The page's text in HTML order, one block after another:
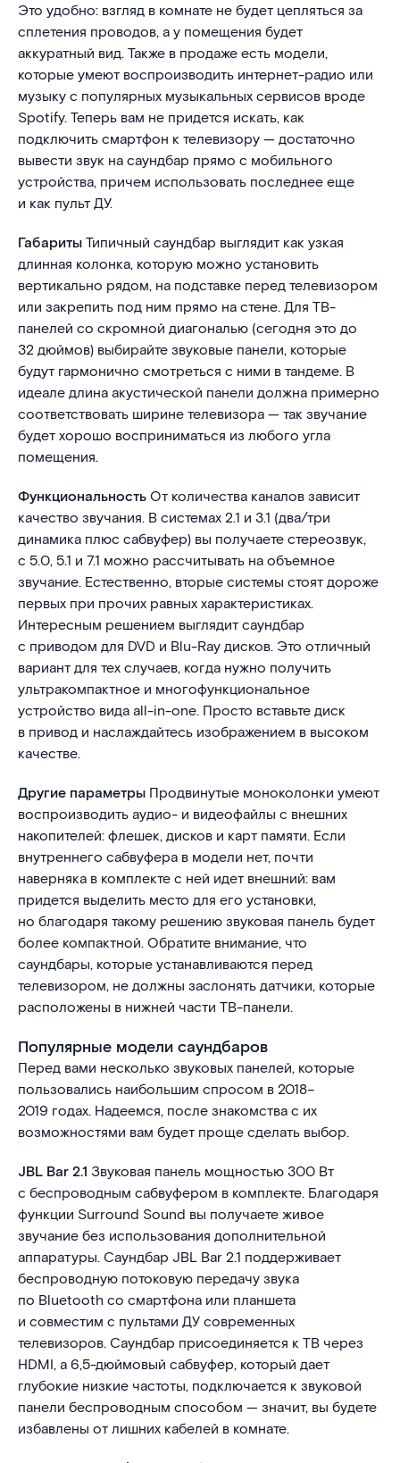
Это удобно: взгляд в комнате не будет цепляться за
сплетения проводов, а у помещения будет
аккуратный вид. Также в продаже есть модели,
которые умеют воспроизводить интернет-радио или
музыку с популярных музыкальных сервисов вроде
Spotify. Теперь вам не придется искать, как
подключить смартфон к телевизору — достаточно
вывести звук на саундбар прямо с мобильного
устройства, причем использовать последнее еще
и как пульт ДУ.
ГабаритыТипичный саундбар выглядит как узкая
длинная колонка, которую можно установить
вертикально рядом, на подставке перед телевизором
или закрепить под ним прямо на стене. Для ТВ-
панелей со скромной диагональю (сегодня это до
32 дюймов) выбирайте звуковые панели, которые
будут гармонично смотреться с ними в тандеме. В
идеале длина акустической панели должна примерно
соответствовать ширине телевизора — так звучание
будет хорошо восприниматься из любого угла
помещения.
ФункциональностьОт количества каналов зависит
качество звучания. В системах 2.1 и 3.1 (два/три
динамика плюс сабвуфер) вы получаете стереозвук,
с 5.0, 5.1 и 7.1 можно рассчитывать на объемное
звучание. Естественно, вторые системы стоят дороже
первых при прочих равных характеристиках.
Интересным решением выглядит саундбар
с приводом для DVD и Blu-Ray дисков. Это отличный
вариант для тех случаев, когда нужно получить
ультракомпактное и многофункциональное
устройство вида all-in-one. Просто вставьте диск
в привод и наслаждайтесь изображением в высоком
качестве.
Другие параметры Продвинутые моноколонки умеют
воспроизводить аудио- и видеофайлы с внешних
накопителей: флешек, дисков и карт памяти. Если
внутреннего сабвуфера в модели нет, почти
наверняка в комплекте с ней идет внешний: вам
придется выделить место для его установки,
но благодаря такому решению звуковая панель будет
более компактной. Обратите внимание, что
саундбары, которые устанавливаются перед
телевизором, не должны заслонять датчики, которые
расположены в нижней части ТВ-панели.
Популярные модели саундбаров
Перед вами несколько звуковых панелей, которые
пользовались наибольшим спросом в 2018–
2019 годах. Надеемся, после знакомства с их
возможностями вам будет проще сделать выбор.
JBL Bar 2.1 Звуковая панель мощностью 300 Вт
с беспроводным сабвуфером в комплекте. Благодаря
функции Surround Sound вы получаете живое
звучание без использования дополнительной
аппаратуры. Саундбар JBL Bar 2.1 поддерживает
беспроводную потоковую передачу звука
по Bluetooth со смартфона или планшета
и совместим с пультами ДУ современных
телевизоров. Саундбар присоединяется к ТВ через
HDMI, а 6,5-дюймовый сабвуфер, который дает
глубокие низкие частоты, подключается к звуковой
панели беспроводным способом — значит, вы будете
избавлены от лишних кабелей в комнате.